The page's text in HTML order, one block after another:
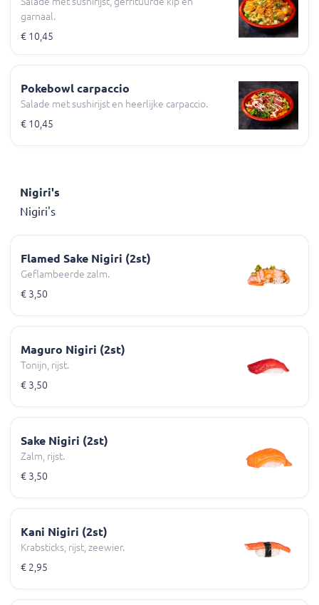
garnaal.
€ 10,45
Pokebowl carpaccio
Salade met sushirijst en heerlijke carpaccio.
€ 10,45
Nigiri's
Nigiri's
Flamed Sake Nigiri (2st)
Geflambeerde zalm.
€ 3,50
Maguro Nigiri (2st)
Tonijn, rijst.
€ 3,50
Sake Nigiri (2st)
Zalm, rijst.
€ 3,50
Kani Nigiri (2st)
Krabsticks, rijst, zeewier.
€ 2,95